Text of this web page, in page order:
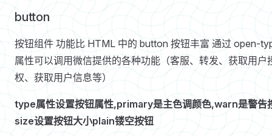
button
按钮组件 功能比 HTML 中的 button 按钮丰富 通过 open-
属性可以调用微信提供的各种功能（客服、转发、获取用户
权、获取用户信息等）
type属性设置按钮属性,primary是主色调颜色,warn是警告
size设置按钮大小plain镂空按钮